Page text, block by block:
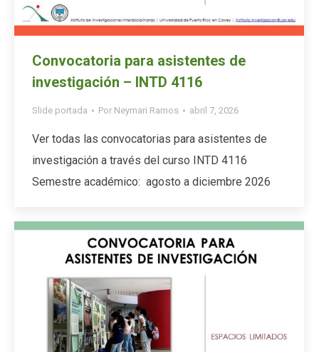
Convocatoria para asistentes de
investigación – INTD 4116
Slide portada Por Neymari Ramos abril 7, 2026
Ver todas las convocatorias para asistentes de
investigación a través del curso INTD 4116
Semestre académico: agosto a diciembre 2026